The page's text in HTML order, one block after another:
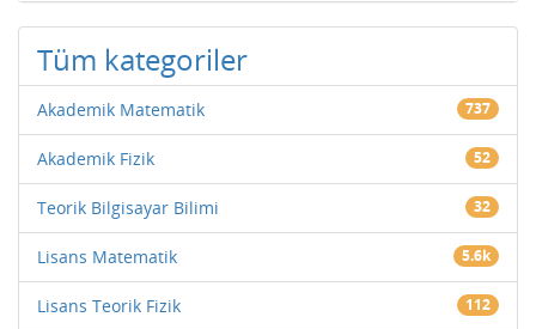
Tüm kategoriler
Akademik Matematik 737
Akademik Fizik 52
Teorik Bilgisayar Bilimi 32
Lisans Matematik 5.6k
Lisans Teorik Fizik 112